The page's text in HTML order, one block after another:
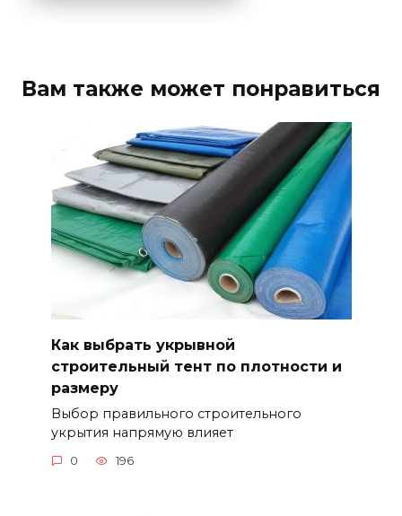
Вам также может понравиться
Как выбрать укрывной
строительный тент по плотности и
размеру
Выбор правильного строительного
укрытия напрямую влияет
0 196